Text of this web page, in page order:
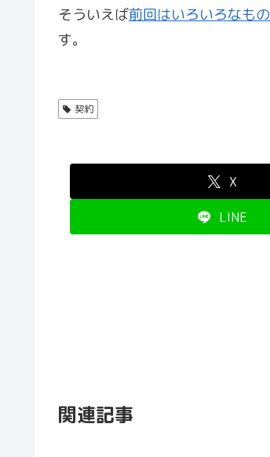
そういえば前回はいろいろなもの
す。
契約
X
LINE
関連記事